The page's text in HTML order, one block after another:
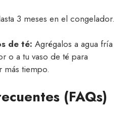
3 meses en el congelador.
de té: Agrégalos a agua fría
o a tu vaso de té para
más tiempo.
(FAQs)